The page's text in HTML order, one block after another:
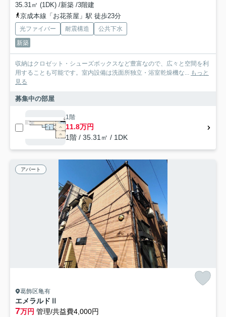
35.31㎡ (1DK) /新築 /3階建
京成本線「お花茶屋」駅 徒歩23分
光ファイバー 耐震構造
公共下水
新築
収納はクロゼット・シューズボックスなど豊富なので、広々と空間を利
用することも可能です。室内設備は洗面所独立・浴室乾燥機な... もっと
見る
募集中の部屋
1階
11.8万円
1階 / 35.31㎡ / 1DK
アパート
葛飾区亀有
エメラルドⅡ
7万円 管理/共益費4,000円